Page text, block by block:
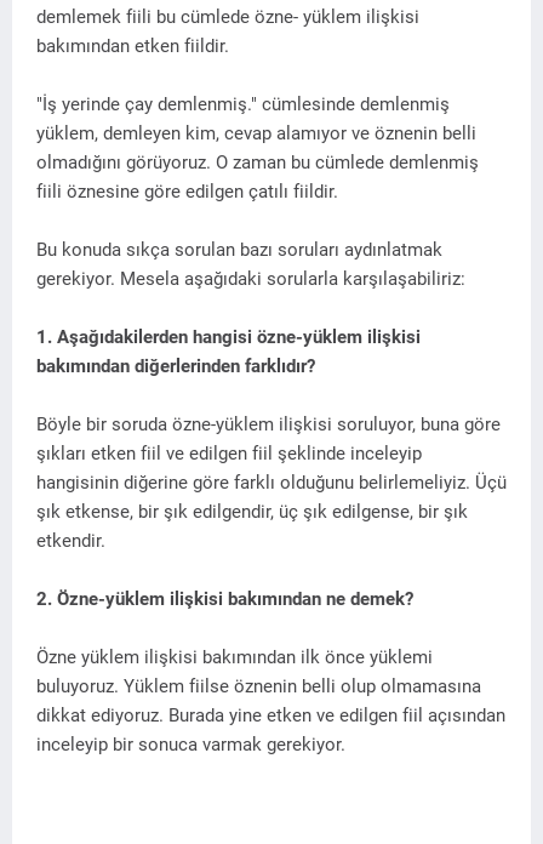
demlemek fiili bu cümlede özne- yüklem ilişkisi
bakımından etken fiildir.
"İş yerinde çay demlenmiş." cümlesinde demlenmiş
yüklem, demleyen kim, cevap alamıyor ve öznenin belli
olmadığını görüyoruz. O zaman bu cümlede demlenmiş
fiili öznesine göre edilgen çatılı fiildir.
Bu konuda sıkça sorulan bazı soruları aydınlatmak
gerekiyor. Mesela aşağıdaki sorularla karşılaşabiliriz:
1. Aşağıdakilerden hangisi özne-yüklem ilişkisi
bakımından diğerlerinden farklıdır?
Böyle bir soruda özne-yüklem ilişkisi soruluyor, buna göre
şıkları etken fiil ve edilgen fiil şeklinde inceleyip
hangisinin diğerine göre farklı olduğunu belirlemeliyiz. Üçü
şık etkense, bir şık edilgendir, üç şık edilgense, bir şık
etkendir.
2. Özne-yüklem ilişkisi bakımından ne demek?
Özne yüklem ilişkisi bakımından ilk önce yüklemi
buluyoruz. Yüklem fiilse öznenin belli olup olmamasına
dikkat ediyoruz. Burada yine etken ve edilgen fiil açısından
inceleyip bir sonuca varmak gerekiyor.